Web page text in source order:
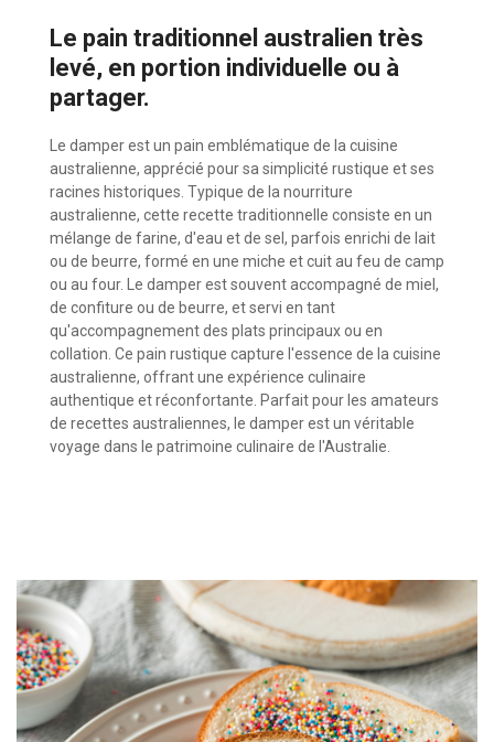
Le pain traditionnel australien très
levé, en portion individuelle ou à
partager.
Le damper est un pain emblématique de la cuisine
australienne, apprécié pour sa simplicité rustique et ses
racines historiques. Typique de la nourriture
australienne, cette recette traditionnelle consiste en un
mélange de farine, d'eau et de sel, parfois enrichi de lait
ou de beurre, formé en une miche et cuit au feu de camp
ou au four. Le damper est souvent accompagné de miel,
de confiture ou de beurre, et servi en tant
qu'accompagnement des plats principaux ou en
collation. Ce pain rustique capture l'essence de la cuisine
australienne, offrant une expérience culinaire
authentique et réconfortante. Parfait pour les amateurs
de recettes australiennes, le damper est un véritable
voyage dans le patrimoine culinaire de l'Australie.